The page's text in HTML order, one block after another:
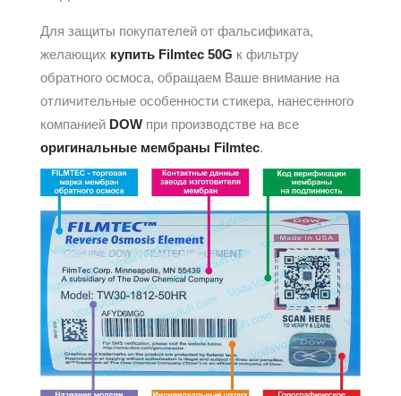
Для защиты покупателей от фальсификата,
желающих купить Filmtec 50G к фильтру
обратного осмоса, обращаем Ваше внимание на
отличительные особенности стикера, нанесенного
компанией DOW при производстве на все
оригинальные мембраны Filmtec.